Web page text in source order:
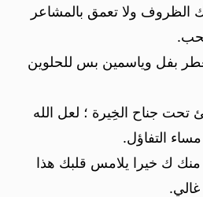
الظروف ولا تعمق بالمشاعر
بفل وياسمين بس للحلوين
تحت جناح الخِيرة ؛ لعل الله
التفاؤل.
ك خيرا يلامس قلبك هذا